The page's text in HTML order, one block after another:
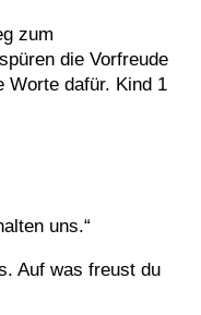
zum
die Vorfreude
Worte dafür. Kind 1
uns.“
Auf was freust du